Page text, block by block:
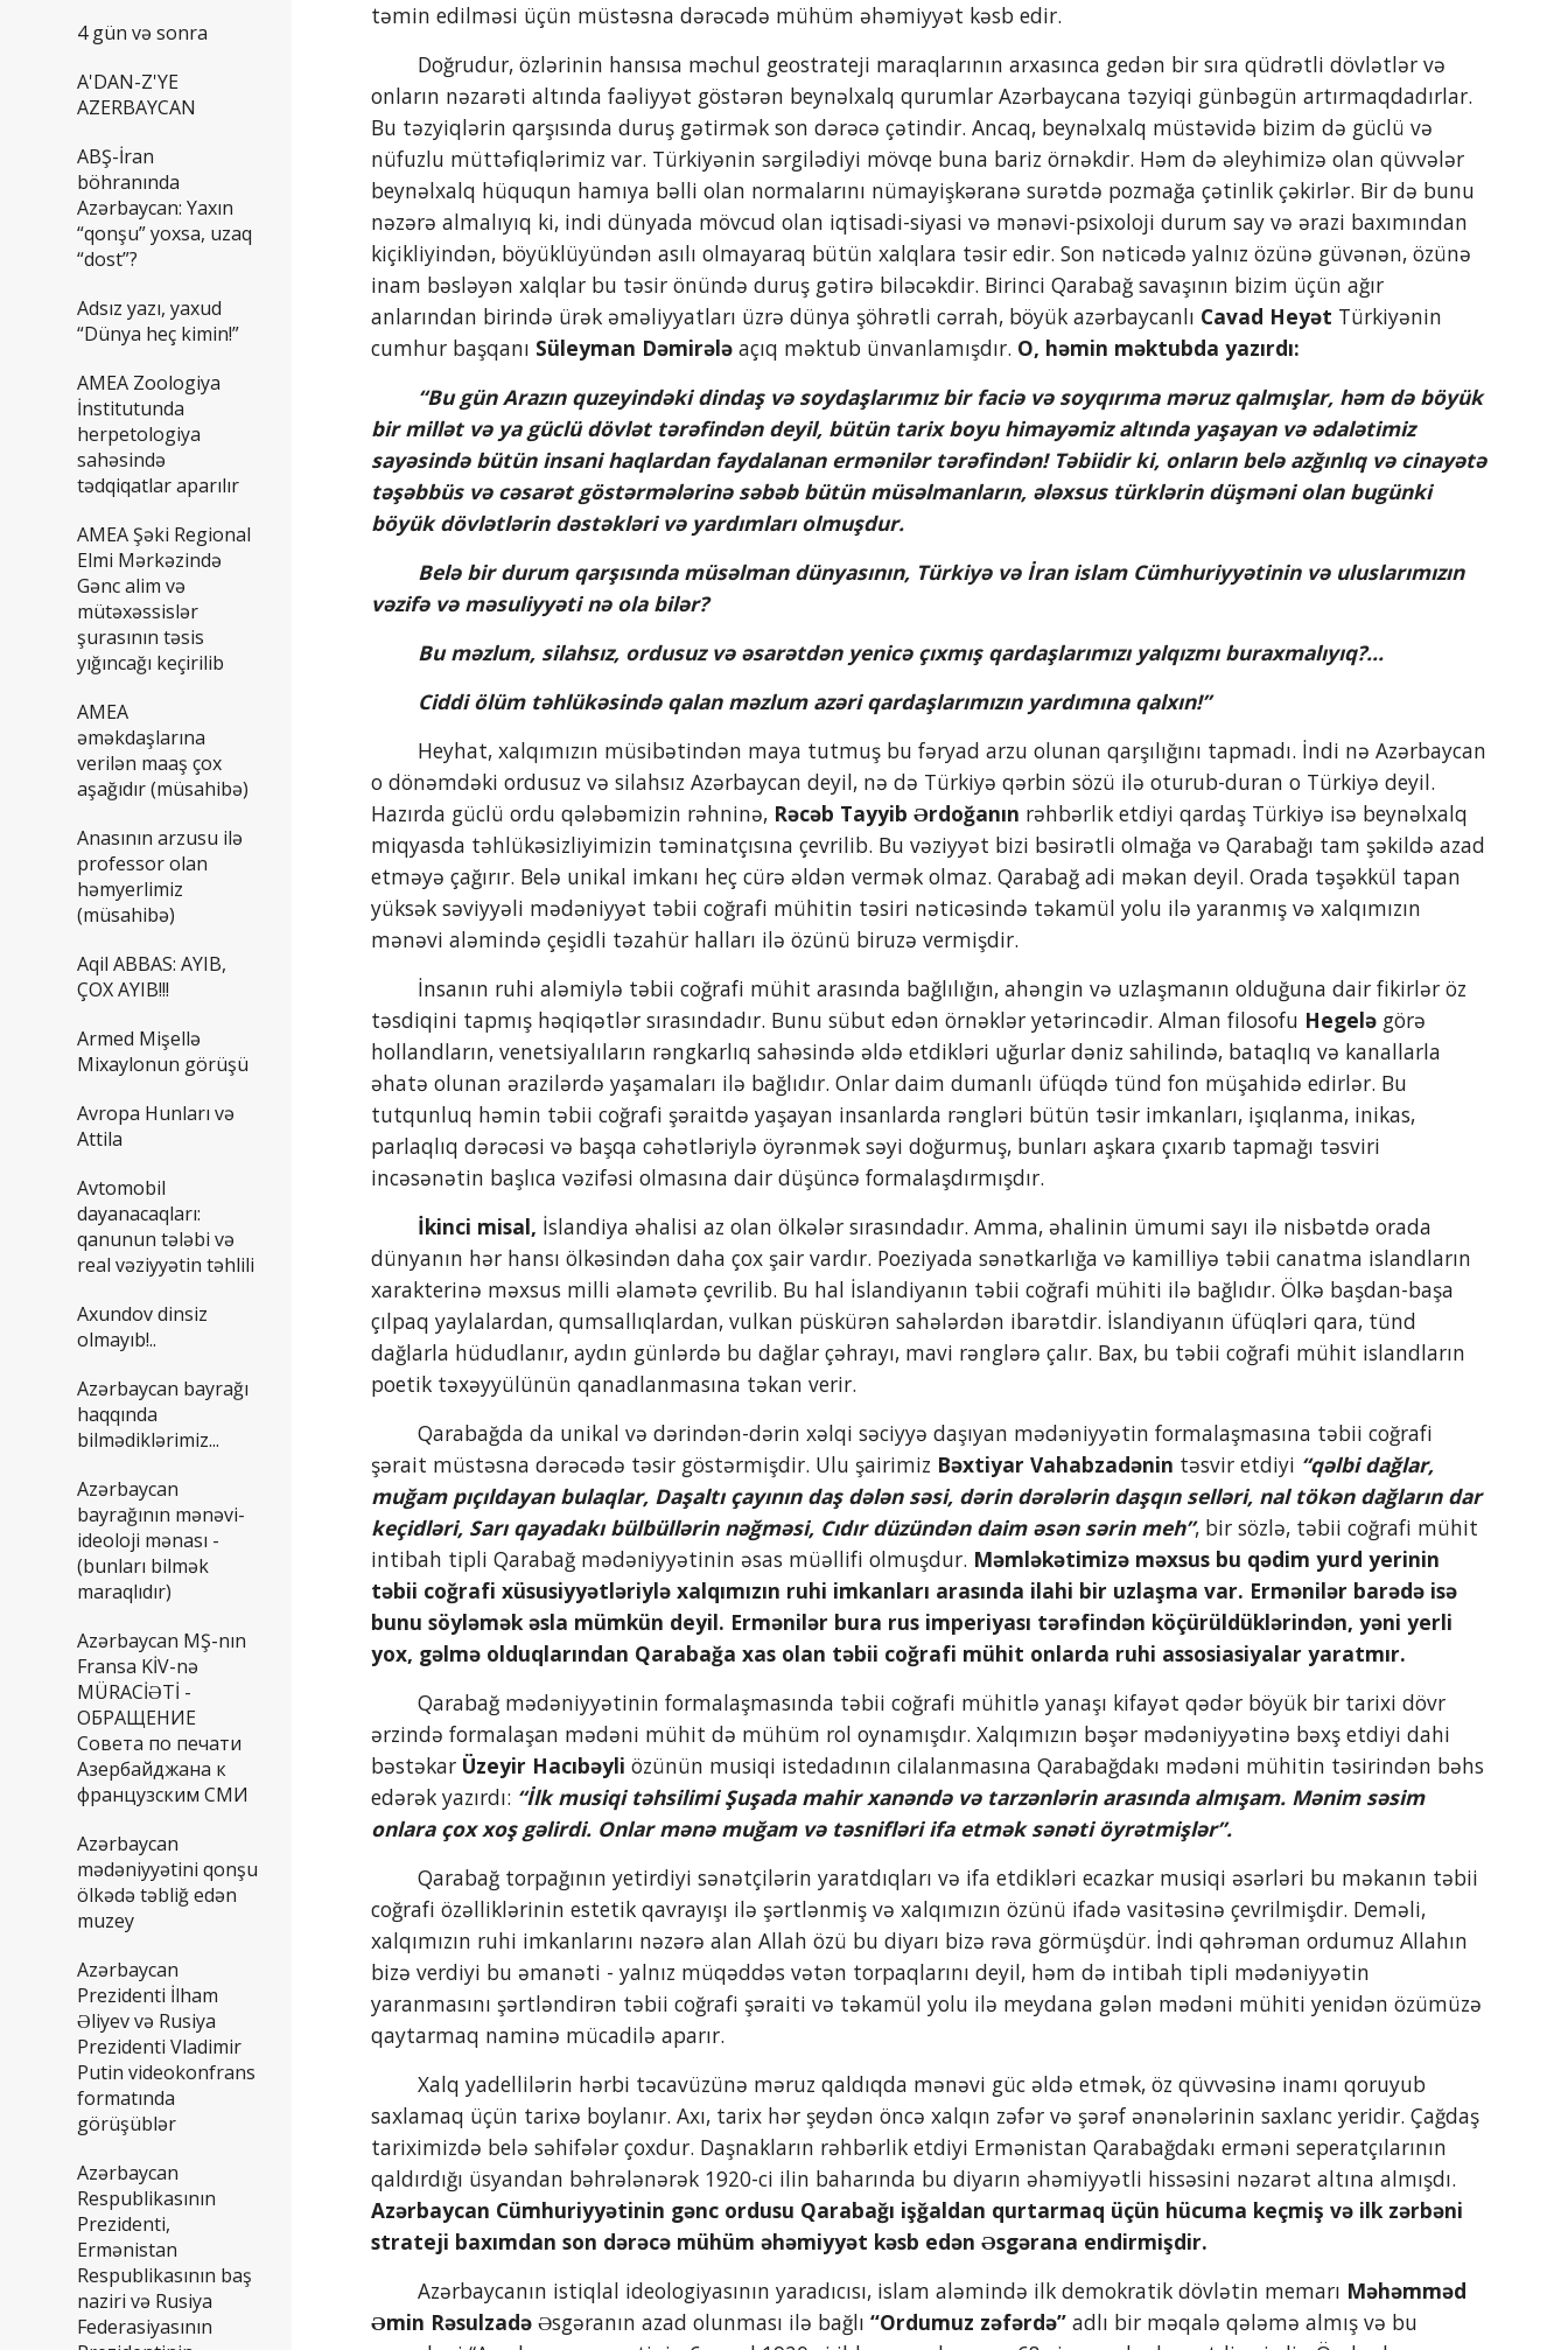
4 gün və sonra
A'DAN-Z'YE
AZERBAYCAN
ABŞ-İran
böhranında
Azərbaycan: Yaxın
“qonşu” yoxsa, uzaq
“dost”?
Adsız yazı, yaxud
“Dünya heç kimin!”
AMEA Zoologiya
İnstitutunda
herpetologiya
sahəsində
tədqiqatlar aparılır
AMEA Şəki Regional
Elmi Mərkəzində
Gənc alim və
mütəxəssislər
şurasının təsis
yığıncağı keçirilib
AMEA
əməkdaşlarına
verilən maaş çox
aşağıdır (müsahibə)
Anasının arzusu ilə
professor olan
həmyerlimiz
(müsahibə)
Aqil ABBAS: AYIB,
ÇOX AYIB!!!
Armed Mişellə
Mixaylonun görüşü
Avropa Hunları və
Attila
Avtomobil
dayanacaqları:
qanunun tələbi və
real vəziyyətin təhlili
Axundov dinsiz
olmayıb!..
Azərbaycan bayrağı
haqqında
bilmədiklərimiz...
Azərbaycan
bayrağının mənəvi-
ideoloji mənası -
(bunları bilmək
maraqlıdır)
Azərbaycan MŞ-nın
Fransa KİV-nə
MÜRACİƏTİ -
ОБРАЩЕНИЕ
Совета по печати
Азербайджана к
французским СМИ
Azərbaycan
mədəniyyətini qonşu
ölkədə təbliğ edən
muzey
Azərbaycan
Prezidenti İlham
Əliyev və Rusiya
Prezidenti Vladimir
Putin videokonfrans
formatında
görüşüblər
Azərbaycan
Respublikasının
Prezidenti,
Ermənistan
Respublikasının baş
naziri və Rusiya
Federasiyasının
təmin edilməsi üçün müstəsna dərəcədə mühüm əhəmiyyət kəsb edir.
onların nəzarəti altında faəliyyət göstərən beynəlxalq qurumlar Azərbaycana təzyiqi günbəgün artırmaqdadırlar.
Bu təzyiqlərin qarşısında duruş gətirmək son dərəcə çətindir. Ancaq, beynəlxalq müstəvidə bizim də güclü və
nüfuzlu müttəfiqlərimiz var. Türkiyənin sərgilədiyi mövqe buna bariz örnəkdir. Həm də əleyhimizə olan qüvvələr
beynəlxalq hüququn hamıya bəlli olan normalarını nümayişkəranə surətdə pozmağa çətinlik çəkirlər. Bir də bunu
nəzərə almalıyıq ki, indi dünyada mövcud olan iqtisadi-siyasi və mənəvi-psixoloji durum say və ərazi baxımından
kiçikliyindən, böyüklüyündən asılı olmayaraq bütün xalqlara təsir edir. Son nəticədə yalnız özünə güvənən, özünə
inam bəsləyən xalqlar bu təsir önündə duruş gətirə biləcəkdir. Birinci Qarabağ savaşının bizim üçün ağır
anlarından birində ürək əməliyyatları üzrə dünya şöhrətli cərrah, böyük azərbaycanlı Cavad Heyət Türkiyənin
cumhur başqanı Süleyman Dəmirələ açıq məktub ünvanlamışdır. O, həmin məktubda yazırdı:
“Bu gün Arazın quzeyindəki dindaş və soydaşlarımız bir faciə və soyqırıma məruz qalmışlar, həm də böyük
bir millət və ya güclü dövlət tərəfindən deyil, bütün tarix boyu himayəmiz altında yaşayan və ədalətimiz
sayəsində bütün insani haqlardan faydalanan ermənilər tərəfindən! Təbiidir ki, onların belə azğınlıq və cinayətə
təşəbbüs və cəsarət göstərmələrinə səbəb bütün müsəlmanların, ələxsus türklərin düşməni olan bugünki
böyük dövlətlərin dəstəkləri və yardımları olmuşdur.
vəzifə və məsuliyyəti nə ola bilər?
        Bu məzlum, silahsız, ordusuz və əsarətdən yenicə çıxmış qardaşlarımızı yalqızmı buraxmalıyıq?...
        Ciddi ölüm təhlükəsində qalan məzlum azəri qardaşlarımızın yardımına qalxın!”
o dönəmdəki ordusuz və silahsız Azərbaycan deyil, nə də Türkiyə qərbin sözü ilə oturub-duran o Türkiyə deyil.
Hazırda güclü ordu qələbəmizin rəhninə, Rəcəb Tayyib Ərdoğanın rəhbərlik etdiyi qardaş Türkiyə isə beynəlxalq
miqyasda təhlükəsizliyimizin təminatçısına çevrilib. Bu vəziyyət bizi bəsirətli olmağa və Qarabağı tam şəkildə azad
etməyə çağırır. Belə unikal imkanı heç cürə əldən vermək olmaz. Qarabağ adi məkan deyil. Orada təşəkkül tapan
yüksək səviyyəli mədəniyyət təbii coğrafi mühitin təsiri nəticəsində təkamül yolu ilə yaranmış və xalqımızın
mənəvi aləmində çeşidli təzahür halları ilə özünü biruzə vermişdir.
təsdiqini tapmış həqiqətlər sırasındadır. Bunu sübut edən örnəklər yetərincədir. Alman filosofu Hegelə görə
hollandların, venetsiyalıların rəngkarlıq sahəsində əldə etdikləri uğurlar dəniz sahilində, bataqlıq və kanallarla
əhatə olunan ərazilərdə yaşamaları ilə bağlıdır. Onlar daim dumanlı üfüqdə tünd fon müşahidə edirlər. Bu
tutqunluq həmin təbii coğrafi şəraitdə yaşayan insanlarda rəngləri bütün təsir imkanları, işıqlanma, inikas,
parlaqlıq dərəcəsi və başqa cəhətləriylə öyrənmək səyi doğurmuş, bunları aşkara çıxarıb tapmağı təsviri
incəsənətin başlıca vəzifəsi olmasına dair düşüncə formalaşdırmışdır.
İkinci misal, İslandiya əhalisi az olan ölkələr sırasındadır. Amma, əhalinin ümumi sayı ilə nisbətdə orada
dünyanın hər hansı ölkəsindən daha çox şair vardır. Poeziyada sənətkarlığa və kamilliyə təbii canatma islandların
xarakterinə məxsus milli əlamətə çevrilib. Bu hal İslandiyanın təbii coğrafi mühiti ilə bağlıdır. Ölkə başdan-başa
çılpaq yaylalardan, qumsallıqlardan, vulkan püskürən sahələrdən ibarətdir. İslandiyanın üfüqləri qara, tünd
dağlarla hüdudlanır, aydın günlərdə bu dağlar çəhrayı, mavi rənglərə çalır. Bax, bu təbii coğrafi mühit islandların
poetik təxəyyülünün qanadlanmasına təkan verir.
        Qarabağda da unikal və dərindən-dərin xəlqi səciyyə daşıyan mədəniyyətin formalaşmasına təbii coğrafi
şərait müstəsna dərəcədə təsir göstərmişdir. Ulu şairimiz Bəxtiyar Vahabzadənin təsvir etdiyi “qəlbi dağlar,
muğam pıçıldayan bulaqlar, Daşaltı çayının daş dələn səsi, dərin dərələrin daşqın selləri, nal tökən dağların dar
keçidləri, Sarı qayadakı bülbüllərin nəğməsi, Cıdır düzündən daim əsən sərin meh”, bir sözlə, təbii coğrafi mühit
intibah tipli Qarabağ mədəniyyətinin əsas müəllifi olmuşdur. Məmləkətimizə məxsus bu qədim yurd yerinin
təbii coğrafi xüsusiyyətləriylə xalqımızın ruhi imkanları arasında ilahi bir uzlaşma var. Ermənilər barədə isə
bunu söyləmək əsla mümkün deyil. Ermənilər bura rus imperiyası tərəfindən köçürüldüklərindən, yəni yerli
yox, gəlmə olduqlarından Qarabağa xas olan təbii coğrafi mühit onlarda ruhi assosiasiyalar yaratmır.
        Qarabağ mədəniyyətinin formalaşmasında təbii coğrafi mühitlə yanaşı kifayət qədər böyük bir tarixi dövr
ərzində formalaşan mədəni mühit də mühüm rol oynamışdır. Xalqımızın bəşər mədəniyyətinə bəxş etdiyi dahi
bəstəkar Üzeyir Hacıbəyli özünün musiqi istedadının cilalanmasına Qarabağdakı mədəni mühitin təsirindən bəhs
edərək yazırdı: “İlk musiqi təhsilimi Şuşada mahir xanəndə və tarzənlərin arasında almışam. Mənim səsim
onlara çox xoş gəlirdi. Onlar mənə muğam və təsnifləri ifa etmək sənəti öyrətmişlər”.
        Qarabağ torpağının yetirdiyi sənətçilərin yaratdıqları və ifa etdikləri ecazkar musiqi əsərləri bu məkanın təbii
coğrafi özəlliklərinin estetik qavrayışı ilə şərtlənmiş və xalqımızın özünü ifadə vasitəsinə çevrilmişdir. Deməli,
xalqımızın ruhi imkanlarını nəzərə alan Allah özü bu diyarı bizə rəva görmüşdür. İndi qəhrəman ordumuz Allahın
bizə verdiyi bu əmanəti - yalnız müqəddəs vətən torpaqlarını deyil, həm də intibah tipli mədəniyyətin
yaranmasını şərtləndirən təbii coğrafi şəraiti və təkamül yolu ilə meydana gələn mədəni mühiti yenidən özümüzə
qaytarmaq naminə mücadilə aparır.
        Xalq yadellilərin hərbi təcavüzünə məruz qaldıqda mənəvi güc əldə etmək, öz qüvvəsinə inamı qoruyub
saxlamaq üçün tarixə boylanır. Axı, tarix hər şeydən öncə xalqın zəfər və şərəf ənənələrinin saxlanc yeridir. Çağdaş
tariximizdə belə səhifələr çoxdur. Daşnakların rəhbərlik etdiyi Ermənistan Qarabağdakı erməni seperatçılarının
Azərbaycan Cümhuriyyətinin gənc ordusu Qarabağı işğaldan qurtarmaq üçün hücuma keçmiş və ilk zərbəni
strateji baxımdan son dərəcə mühüm əhəmiyyət kəsb edən Əsgərana endirmişdir.
        Azərbaycanın istiqlal ideologiyasının yaradıcısı, islam aləmində ilk demokratik dövlətin memarı
Məhəmməd
Əmin Rəsulzadə Əsgəranın azad olunması ilə bağlı “Ordumuz zəfərdə” adlı bir məqalə qələmə almış və bu